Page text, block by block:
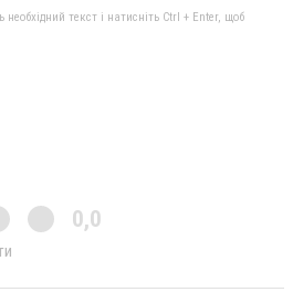
текст і натисніть Ctrl + Enter, щоб
0,0